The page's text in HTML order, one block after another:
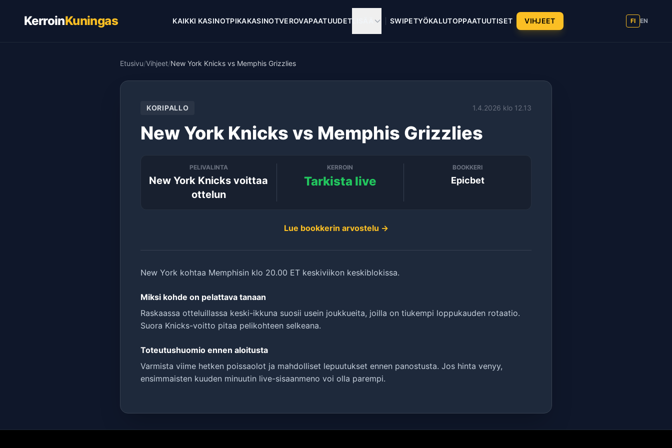
KerroinKuningas KAIKKI KASINOTPIKAKASINOTVEROVAPAATUUDET SWIPETYÖKALUTOPPAATUUTISET VIHJEET FI EN
Etusivu/Vihjeet/New York Knicks vs Memphis Grizzlies
KORIPALLO 1.4.2026 klo 12.13
New York Knicks vs Memphis Grizzlies
PELIVALINTA
New York Knicks voittaa
ottelun
KERROIN
Tarkista live
BOOKKERI
Epicbet
Lue bookkerin arvostelu →
New York kohtaa Memphisin klo 20.00 ET keskiviikon keskiblokissa.
Miksi kohde on pelattava tanaan
Raskaassa otteluillassa keski-ikkuna suosii usein joukkueita, joilla on tiukempi loppukauden rotaatio.
Suora Knicks-voitto pitaa pelikohteen selkeana.
Toteutushuomio ennen aloitusta
Varmista viime hetken poissaolot ja mahdolliset lepuutukset ennen panostusta. Jos hinta venyy,
ensimmaisten kuuden minuutin live-sisaanmeno voi olla parempi.